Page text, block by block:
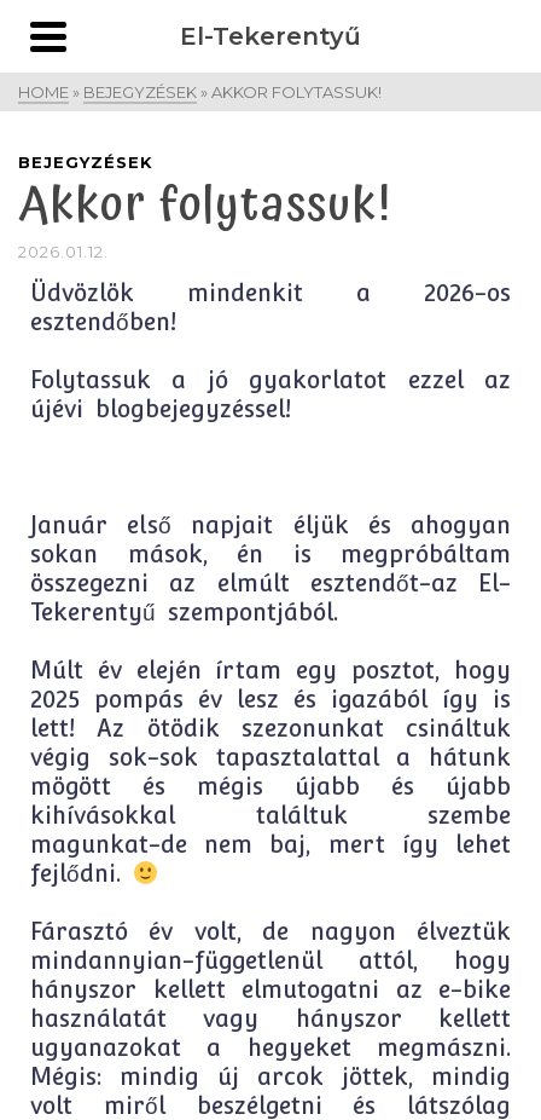
El-Tekerentyű
HOME » BEJEGYZÉSEK »AKKOR FOLYTASSUK!
BEJEGYZÉSEK
Akkor folytassuk!
2026.01.12.
Üdvözlök mindenkit a 2026-os
esztendőben!
Folytassuk a jó gyakorlatot ezzel az
újévi blogbejegyzéssel!
Január első napjait éljük és ahogyan
sokan mások, én is megpróbáltam
összegezni az elmúlt esztendőt-az El-
Tekerentyű szempontjából.
Múlt év elején írtam egy posztot, hogy
2025 pompás év lesz és igazából így is
lett! Az ötödik szezonunkat csináltuk
végig sok-sok tapasztalattal a hátunk
mögött és mégis újabb és újabb
kihívásokkal találtuk szembe
magunkat-de nem baj, mert így lehet
fejlődni.
Fárasztó év volt, de nagyon élveztük
mindannyian-függetlenül attól, hogy
hányszor kellett elmutogatni az e-bike
használatát vagy hányszor kellett
ugyanazokat a hegyeket megmászni.
Mégis: mindig új arcok jöttek, mindig
volt miről beszélgetni és látszólag